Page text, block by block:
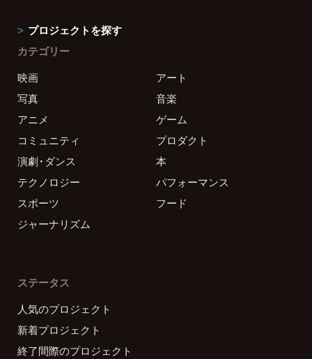
プロジェクトを探す
カテゴリー
映画
アート
写真
音楽
アニメ
ゲーム
コミュニティ
プロダクト
演劇・ダンス
本
テクノロジー
パフォーマンス
スポーツ
フード
ジャーナリズム
ステータス
人気のプロジェクト
新着プロジェクト
終了間際のプロジェクト